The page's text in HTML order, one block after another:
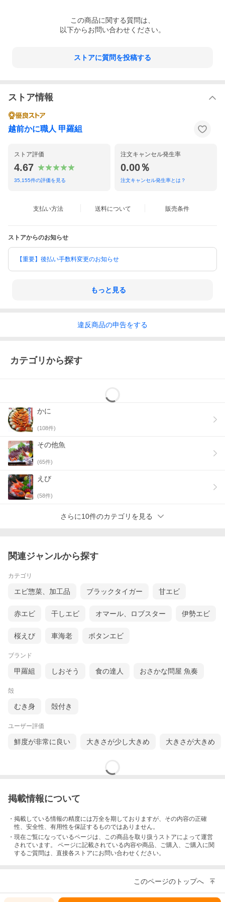
002/">
この商品に関する質問は、
以下からお問い合わせください。
ストアに質問を投稿する
ストア情報
越前かに職人 甲羅組
ストア評価
4.67
35,155件の評価を見る
注文キャンセル発生率
0.00％
注文キャンセル発生率とは？
支払い方法 送料について 販売条件
ストアからのお知らせ
【重要】後払い手数料変更のお知らせ
もっと見る
違反商品の申告をする
カテゴリから探す
かに
(108件)
その他魚
(65件)
えび
(58件)
さらに10件のカテゴリを見る
関連ジャンルから探す
カテゴリ
エビ惣菜、加工品 ブラックタイガー 甘エビ
赤エビ 干しエビ オマール、ロブスター 伊勢エビ
桜えび 車海老 ボタンエビ
ブランド
甲羅組 しおそう 食の達人 おさかな問屋 魚奏
殻
むき身 殻付き
ユーザー評価
鮮度が非常に良い 大きさが少し大きめ 大きさが大きめ
掲載情報について
・掲載している情報の精度には万全を期しておりますが、その内容の正確
性、安全性、有用性を保証するものではありません。
・現在ご覧になっているページは、この商品を取り扱うストアによって運営
されています。 ページに記載されている内容や商品、ご購入 、ご購入に関
するご質問は、直接各ストアにお問い合わせください。
このページのトップへ